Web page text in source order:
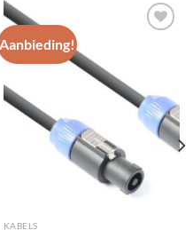
Aanbieding!
wenslijst
KABELS